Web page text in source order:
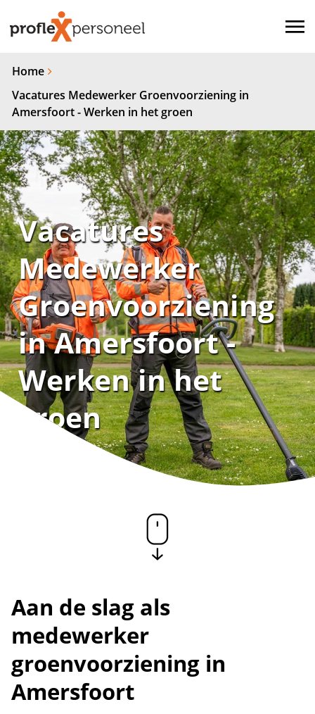
Home
Vacatures Medewerker Groenvoorziening in
Amersfoort - Werken in het groen
Vacatures
Medewerker
Groenvoorziening
in Amersfoort -
Werken in het
groen
Aan de slag als
medewerker
groenvoorziening in
Amersfoort